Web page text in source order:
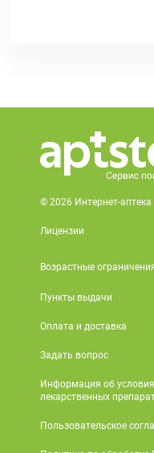
© 2026 Интернет-
Лицензии
Возрастные
Пункты выдачи
Оплата и доставка
Задать вопрос
Информация об
лекарственных
Пользовательское